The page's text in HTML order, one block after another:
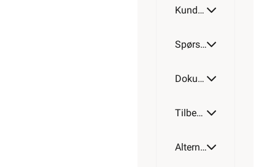
Kundeomtale
Spørsmål og svar
Dokumentasjon
Tilbehør
Alternative artikler